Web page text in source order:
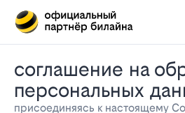
соглашение на обработку
персональных
присоединяясь к настоящему